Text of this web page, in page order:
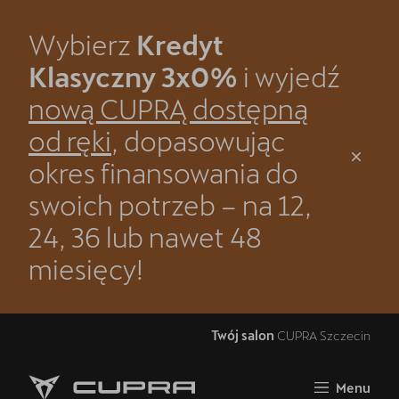
Wybierz Kredyt
Klasyczny 3x0% i wyjedź
nową CUPRĄ dostępną
od ręki, dopasowując
okres finansowania do
swoich potrzeb – na 12,
24, 36 lub nawet 48
miesięcy!
Twój salon CUPRA Szczecin
Menu
Strona główna
Kredyt Klasyczny 3x0% - dowiedz się więcej
CUPRA Raval
CUPRA Formentor VZ5
Samochody nowe
Grupa Cichy-Zasada